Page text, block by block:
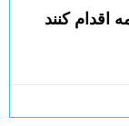
اقدام کنند